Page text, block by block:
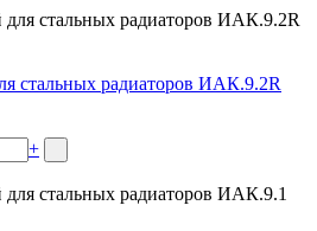
стальных радиаторов ИАК.9.2R
+